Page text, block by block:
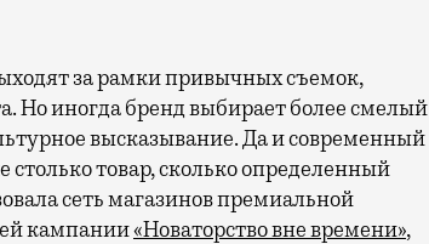
иногда бренд выбирает более смелый
высказывание. Да и современный
товар, сколько определенный
сеть магазинов премиальной
кампании«Новаторство вне времени»,